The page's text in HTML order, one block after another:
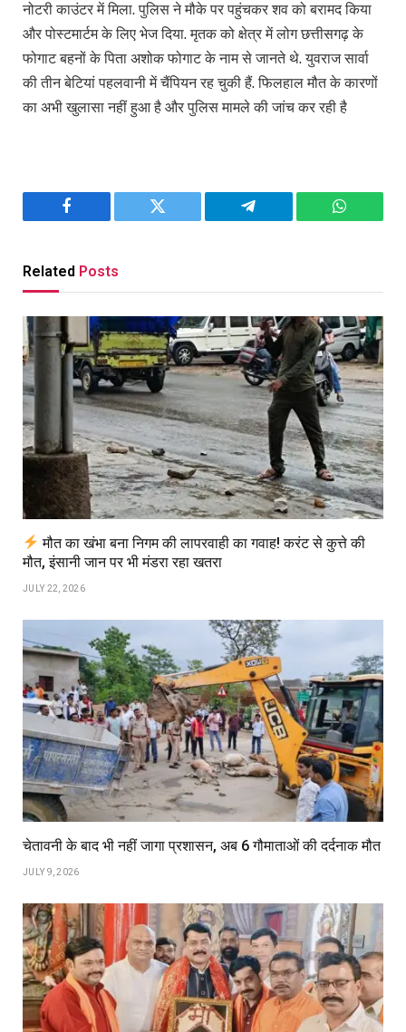
नोटरी काउंटर में मिला. पुलिस ने मौके पर पहुंचकर शव को बरामद किया
और पोस्टमार्टम के लिए भेज दिया. मृतक को क्षेत्र में लोग छत्तीसगढ़ के
फोगाट बहनों के पिता अशोक फोगाट के नाम से जानते थे. युवराज सार्वा
की तीन बेटियां पहलवानी में चैंपियन रह चुकी हैं. फिलहाल मौत के कारणों
का अभी खुलासा नहीं हुआ है और पुलिस मामले की जांच कर रही है
Facebook Twitter Telegram
Related Posts
मौत का खंभा बना निगम की लापरवाही का गवाह! करंट से कुत्ते की
मौत, इंसानी जान पर भी मंडरा रहा खतरा
JULY 22, 2026
चेतावनी के बाद भी नहीं जागा प्रशासन, अब 6 गौमाताओं की दर्दनाक मौत
JULY 9, 2026